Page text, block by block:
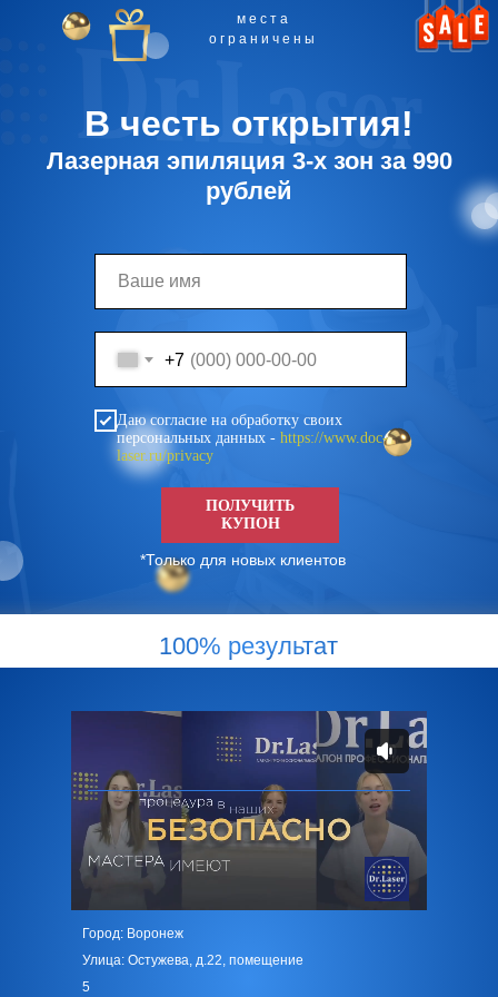
Лазерная эпиляция 3-х зон за 990
рублей
места
ограничены
100% результат
+7
Даю согласие на обработку своих
персональных данных - https://www.doc-
laser.ru/privacy
ПОЛУЧИТЬ
КУПОН
*Только для новых клиентов
В честь открытия!
Город: Воронеж
Улица: Остужева, д.22, помещение
5